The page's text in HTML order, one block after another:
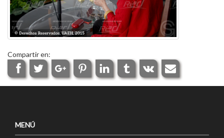
Compartir en:
MENÚ